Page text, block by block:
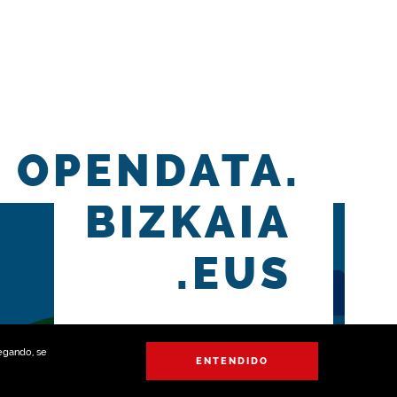
se
ENTENDIDO
OPENDATA.
BIZKAIA
.EUS